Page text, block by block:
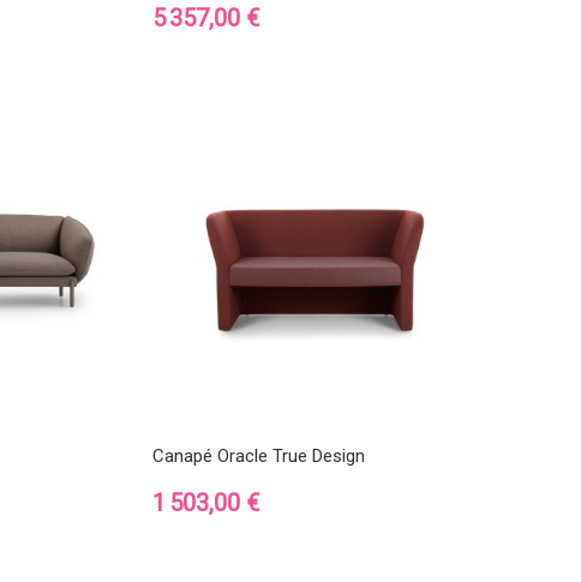
Prix
5 357,00 €
Canapé Oracle True Design
Prix
1 503,00 €